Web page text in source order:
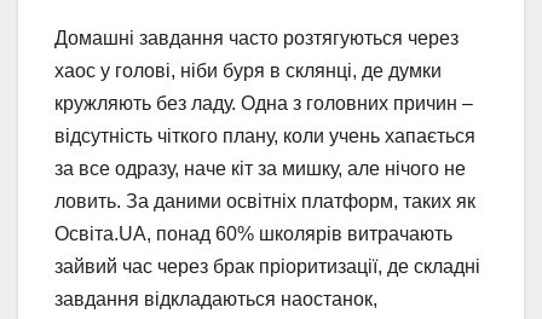
Домашні завдання часто розтягуються через
хаос у голові, ніби буря в склянці, де думки
кружляють без ладу. Одна з головних причин –
відсутність чіткого плану, коли учень хапається
за все одразу, наче кіт за мишку, але нічого не
ловить. За даними освітніх платформ, таких як
Освіта.UA, понад 60% школярів витрачають
зайвий час через брак пріоритизації, де складні
завдання відкладаються наостанок,